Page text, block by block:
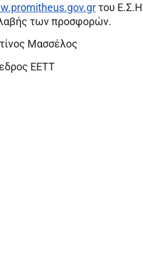
του
των προσφορών.
Μασσέλος
ΕΕΤΤ